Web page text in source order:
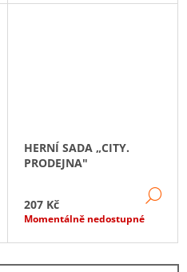
KOŠÍKU
HERNÍ SADA „CITY.
PRODEJNA"
207 Kč
Momentálně nedostupné